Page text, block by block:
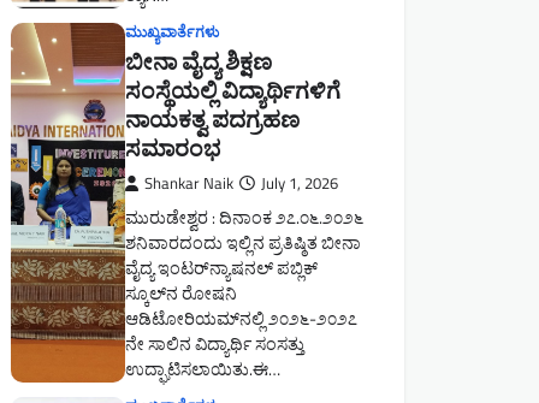
ಉದ್ಘಾಟಿಸಲಾಯಿತು.ಈ…
ಮುಖ್ಯವಾರ್ತೆಗಳು
ಭಟ್ಕಳದ ಹಿರಿಯ
ಸಮಾಜಸೇವಕ ಸೈಯ್ಯದ್
ಹಸನ್ ಬರ್ಮವರ್ ನಿಧನ
Shankar Naik
March 26,
2026
ಭಟ್ಕಳ: ಪಟ್ಟಣದ ಹಿರಿಯ ಮುಖಂಡರು,
ಸಮಾಜಸೇವಕ ಹಾಗೂ ಹಲವು ಸಂಘ–
ಸಂಸ್ಥೆಗಳಲ್ಲಿ ಸಕ್ರಿಯವಾಗಿ
ತೊಡಗಿಸಿಕೊಂಡಿದ್ದ ಸೈಯ್ಯದ್ ಹಸನ್
ಬರ್ಮವರ್ (73) ಅವರು ಬುಧವಾರ
ಮಧ್ಯಾಹ್ನ ನಿಧನರಾದರು.ಅವರು ಕಳೆದ
ಕೆಲವು…